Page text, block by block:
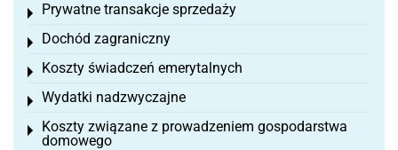
Prywatne transakcje sprzedaży
Toggle menu
Dochód zagraniczny
Toggle menu
Koszty świadczeń emerytalnych
Toggle menu
Wydatki nadzwyczajne
Toggle menu
Koszty związane z prowadzeniem gospodarstwa
domowego
Toggle menu